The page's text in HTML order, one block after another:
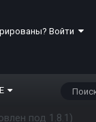
Войти
под 1.8.1)